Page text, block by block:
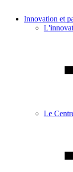
Innovation et
Le